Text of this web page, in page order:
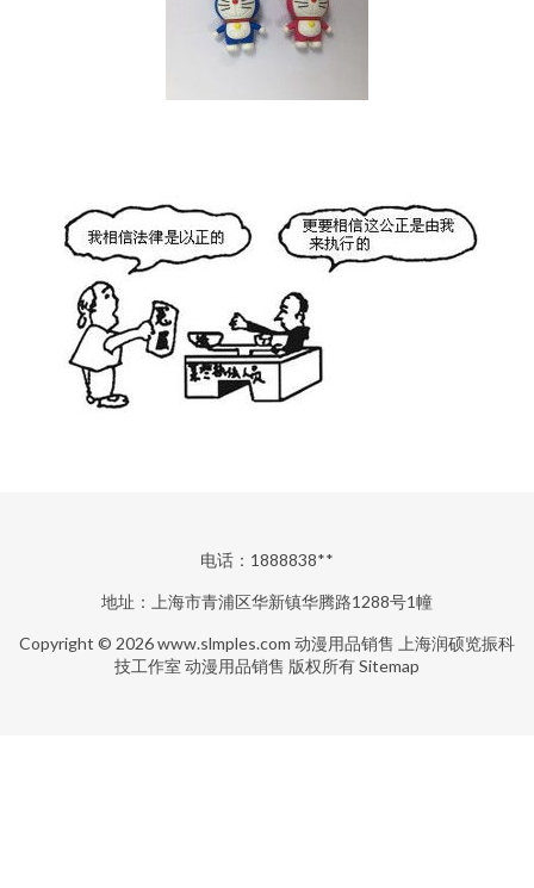
电话：1888838**
地址：上海市青浦区华新镇华腾路1288号1幢
Copyright © 2026www.slmples.com 动漫用品销售
上海润硕览振科
技工作室 动漫用品销售 版权所有Sitemap